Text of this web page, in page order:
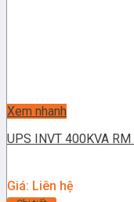
Xem nhanh
UPS INVT 400KVA
Giá: Liên hệ